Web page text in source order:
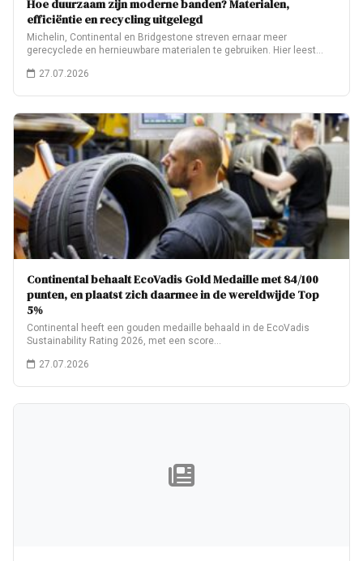
Hoe duurzaam zijn moderne banden? Materialen,
efficiëntie en recycling uitgelegd
Michelin, Continental en Bridgestone streven ernaar meer
gerecyclede en hernieuwbare materialen te gebruiken. Hier leest…
27.07.2026
Continental behaalt EcoVadis Gold Medaille met 84/100
punten, en plaatst zich daarmee in de wereldwijde Top
5%
Continental heeft een gouden medaille behaald in de EcoVadis
Sustainability Rating 2026, met een score…
27.07.2026